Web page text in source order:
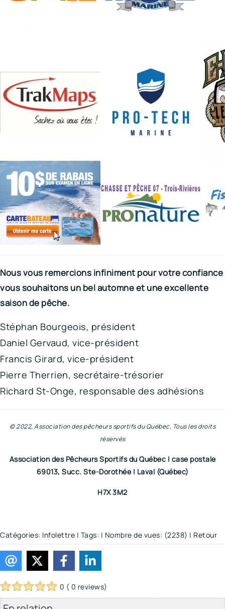
Nous vous remercions infiniment pour votre confiance
vous souhaitons un bel automne et une excellente
saison de pêche.
Stéphan Bourgeois, président
Daniel Gervaud, vice-président
Francis Girard, vice-président
Pierre Therrien, secrétaire-trésorier
Richard St-Onge, responsable des adhésions
© 2022, Association des pêcheurs sportifs du Québec, Tous les droits
réservés
Association des Pêcheurs Sportifs du Québec | case postale
69013, Succ. Ste-Dorothée | Laval (Québec)
H7X 3M2
Catégories: Infolettre | Tags: | Nombre de vues: (2238) | Retour
0 ( 0 reviews)